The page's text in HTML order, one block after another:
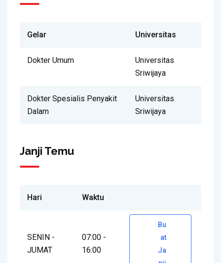
Gelar Universitas
Dokter Umum
Universitas
Sriwijaya
Dokter Spesialis Penyakit
Dalam
Universitas
Sriwijaya
Janji Temu
Hari Waktu
SENIN -
JUMAT
07:00 -
16:00
Bu
at
Ja